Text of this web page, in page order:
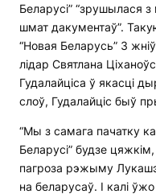
Беларусі” “зрушылася
шмат дакументаў”.
“Новая Беларусь” 3
лідар Святлана
Гудалайціса ў якасці
слоў, Гудалайціс быў
“Мы з самага пачатку
Беларусі” будзе
пагроза рэжыму
на беларусаў. І калі